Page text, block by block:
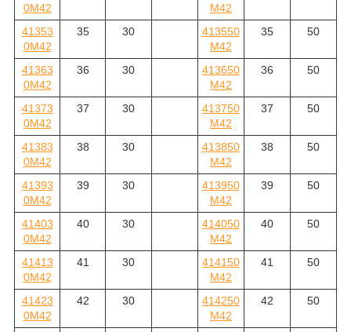
0M42
M42
41353
0M42
35 30
413550
M42
35 50
41363
0M42
36 30
413650
M42
36 50
41373
0M42
37 30
413750
M42
37 50
41383
0M42
38 30
413850
M42
38 50
41393
0M42
39 30
413950
M42
39 50
41403
0M42
40 30
414050
M42
40 50
41413
0M42
41 30
414150
M42
41 50
41423
0M42
42 30
414250
M42
42 50